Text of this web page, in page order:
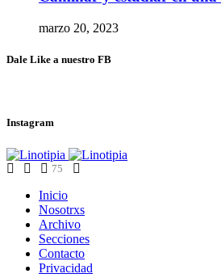
marzo 20, 2023
Dale Like a nuestro FB
Instagram
75
Inicio
Nosotrxs
Archivo
Secciones
Contacto
Privacidad